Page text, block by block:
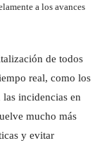
a los avances
de todos
real, como los
las incidencias en
mucho más
y evitar